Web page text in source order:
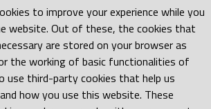
to improve your experience while you
website. Out of these, the cookies that
are stored on your browser as
the working of basic functionalities of
use third-party cookies that help us
how you use this website. These